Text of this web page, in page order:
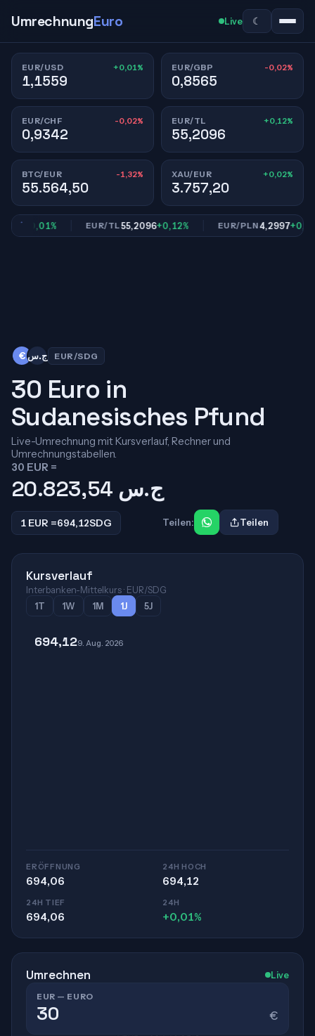
UmrechnungEuro Live ☾
EUR/USD +0,01%
1,1559
EUR/GBP -0,02%
0,8565
EUR/CHF -0,02%
0,9342
EUR/TL +0,12%
55,2096
BTC/EUR -1,32%
55.564,50
XAU/EUR +0,02%
3.757,20
+0,01% EUR/TL55,2096+0,12% EUR/PLN4,2997+0,01%
€ ج.س EUR/SDG
30 Euro in
Sudanesisches Pfund
Live-Umrechnung mit Kursverlauf, Rechner und
Umrechnungstabellen.
30 EUR =
20.823,54 ج.س
1 EUR =694,12SDG Teilen: Teilen
Kursverlauf
Interbanken-Mittelkurs · EUR/SDG
1T
1W 1M 1J 5J
694,129. Aug. 2026
ERÖFFNUNG
694,06
24H HOCH
694,12
24H TIEF
694,06
24H
+0,01%
Umrechnen Live
EUR — EURO
€